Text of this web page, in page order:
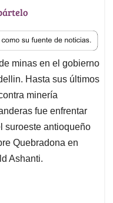
minas en el gobierno
Hasta sus últimos
minería
fue enfrentar
suroeste antioqueño
Quebradona en
Ashanti.